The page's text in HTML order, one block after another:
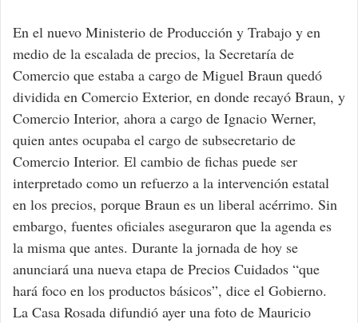
En el nuevo Ministerio de Producción y Trabajo y en
medio de la escalada de precios, la Secretaría de
Comercio que estaba a cargo de Miguel Braun quedó
dividida en Comercio Exterior, en donde recayó Braun, y
Comercio Interior, ahora a cargo de Ignacio Werner,
quien antes ocupaba el cargo de subsecretario de
Comercio Interior. El cambio de fichas puede ser
interpretado como un refuerzo a la intervención estatal
en los precios, porque Braun es un liberal acérrimo. Sin
embargo, fuentes oficiales aseguraron que la agenda es
la misma que antes. Durante la jornada de hoy se
anunciará una nueva etapa de Precios Cuidados “que
hará foco en los productos básicos”, dice el Gobierno.
La Casa Rosada difundió ayer una foto de Mauricio